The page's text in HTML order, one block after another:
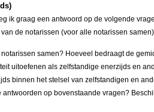
ik graag een antwoord op de volgende
de notarissen (voor alle notarissen
samen? Hoeveel bedraagt de
uitoefenen als zelfstandige enerzijds en
binnen het stelsel van zelfstandigen en
op bovenstaande vragen?